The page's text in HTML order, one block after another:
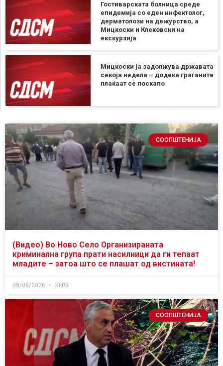
Гостиварската болница среде
епидемија со еден инфектолог,
дерматолози на дежурство, а
Мицкоски и Клековски на
екскурзија
Мицкоски ја задолжува државата
секоја недела – додека граѓаните
плаќаат сѐ поскапо
СООПШТЕНИЈА
(Видео) Во Ново Село Организираната
криминална група прати насилници да ги тепаат
младите – затоа што се плашат од вистината!
05/08/2026 21:08
СООПШТЕНИЈА